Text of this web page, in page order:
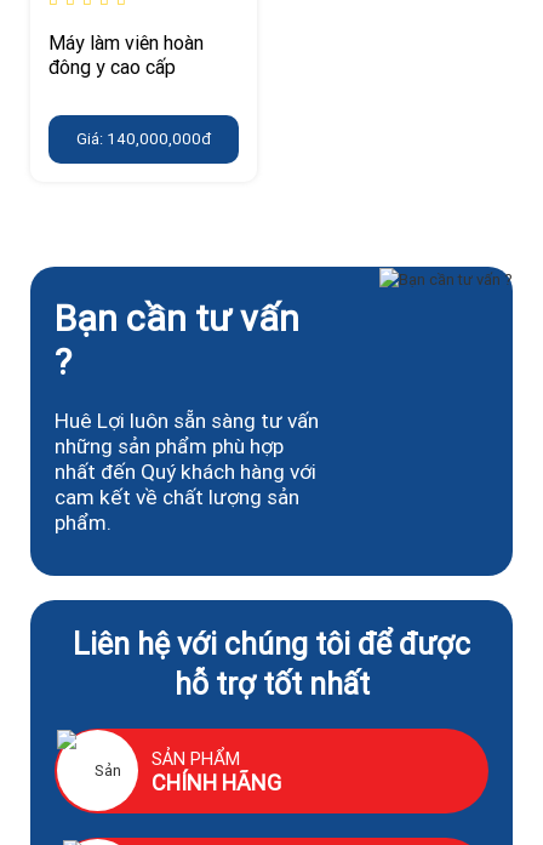
Máy làm viên hoàn
đông y cao cấp
Giá: 140,000,000đ
Bạn cần tư vấn
?
Huê Lợi luôn sẵn sàng tư vấn
những sản phẩm phù hợp
nhất đến Quý khách hàng với
cam kết về chất lượng sản
phẩm.
Liên hệ với chúng tôi để được
hỗ trợ tốt nhất
SẢN PHẨM
CHÍNH HÃNG